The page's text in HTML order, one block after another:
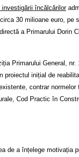
investigării încălcărilor
30 milioane euro, pe
a Primarului Dorin
Primarului General,
proiectul inițial de
contrar
Cod Practic în
de a înțelege motivația